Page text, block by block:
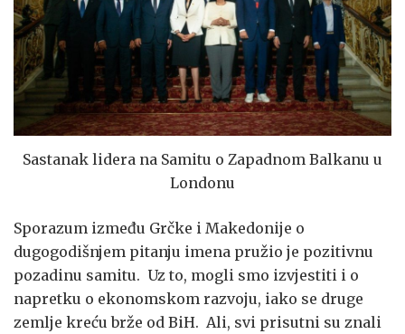
Sastanak lidera na Samitu o Zapadnom Balkanu u
Londonu
Sporazum između Grčke i Makedonije o
dugogodišnjem pitanju imena pružio je pozitivnu
pozadinu samitu. Uz to, mogli smo izvjestiti i o
napretku o ekonomskom razvoju, iako se druge
zemlje kreću brže od BiH. Ali, svi prisutni su znali